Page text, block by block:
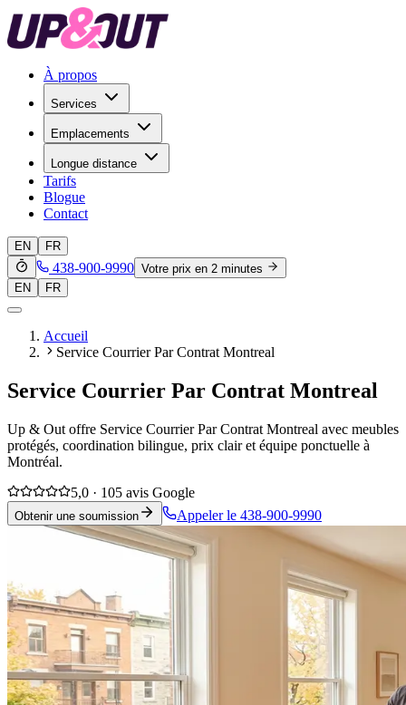
À propos
Services
Emplacements
Longue distance
Tarifs
Blogue
Contact
EN FR
438-900-9990 Votre prix en 2 minutes
EN
FR
Accueil
Service Courrier Par Contrat Montreal
Service Courrier Par Contrat Montreal
Up & Out offre Service Courrier Par Contrat Montreal avec meubles
protégés, coordination bilingue, prix clair et équipe ponctuelle à
Montréal.
5,0 · 105 avis Google
Obtenir une soumission Appeler le 438-900-9990